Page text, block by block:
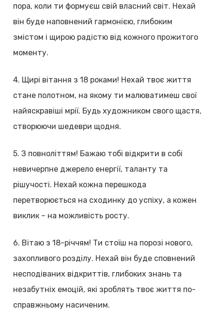
пора, коли ти формуєш свій власний світ. Нехай
він буде наповнений гармонією, глибоким
змістом і щирою радістю від кожного прожитого
моменту.
4. Щирі вітання з 18 роками! Нехай твоє життя
стане полотном, на якому ти малюватимеш свої
найяскравіші мрії. Будь художником свого щастя,
створюючи шедеври щодня.
5. З повноліттям! Бажаю тобі відкрити в собі
невичерпне джерело енергії, таланту та
рішучості. Нехай кожна перешкода
перетворюється на сходинку до успіху, а кожен
виклик – на можливість росту.
6. Вітаю з 18-річчям! Ти стоїш на порозі нового,
захопливого розділу. Нехай він буде сповнений
несподіваних відкриттів, глибоких знань та
незабутніх емоцій, які зроблять твоє життя по-
справжньому насиченим.